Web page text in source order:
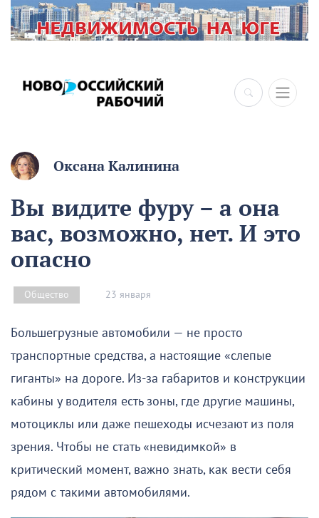
×
Оксана Калинина
Вы видите фуру – а она
вас, возможно, нет. И это
опасно
Общество 23 января
Большегрузные автомобили — не просто
транспортные средства, а настоящие «слепые
гиганты» на дороге. Из-за габаритов и конструкции
кабины у водителя есть зоны, где другие машины,
мотоциклы или даже пешеходы исчезают из поля
зрения. Чтобы не стать «невидимкой» в
критический момент, важно знать, как вести себя
рядом с такими автомобилями.